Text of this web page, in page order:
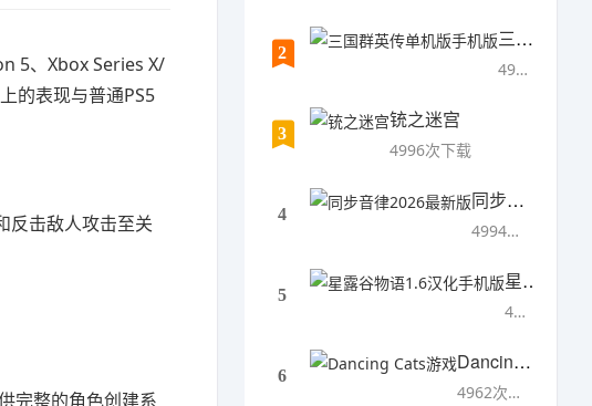
5、Xbox Series X/
的表现与普通PS5
反击敌人攻击至关
完整的角色创建系
2
三国群英传单机版手机版
4997次下载
3
铳之迷宫
4996次下载
4
同步音律2026最新版
4994次下载
5
星露谷物语1.6汉化手机版
4993次下载
6
Dancing Cats游戏
4962次下载